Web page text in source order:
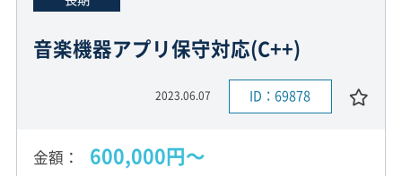
音楽機器アプリ保守対応(C++)
2023.06.07 ID：69878
金額 600,000円〜